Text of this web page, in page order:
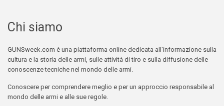
Chi siamo
GUNSweek.com è una piattaforma online dedicata all'informazione sulla
cultura e la storia delle armi, sulle attività di tiro e sulla diffusione delle
conoscenze tecniche nel mondo delle armi.
Conoscere per comprendere meglio e per un approccio responsabile al
mondo delle armi e alle sue regole.